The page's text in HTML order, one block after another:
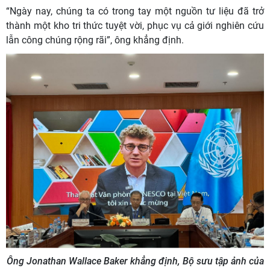
“Ngày nay, chúng ta có trong tay một nguồn tư liệu đã trở
thành một kho tri thức tuyệt vời, phục vụ cả giới nghiên cứu
lẫn công chúng rộng rãi”, ông khẳng định.
Ông Jonathan Wallace Baker khẳng định, Bộ sưu tập ảnh của